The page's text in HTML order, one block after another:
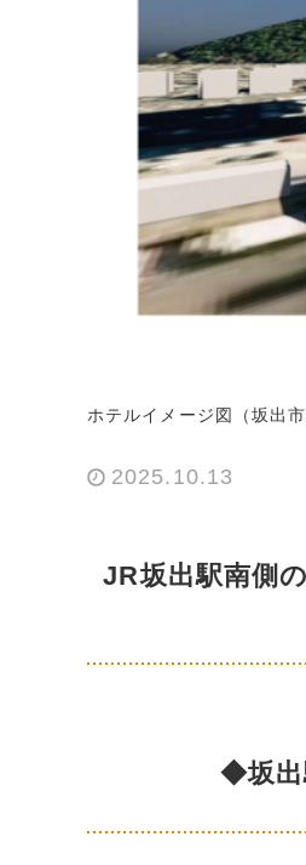
ホテルイメージ図（坂出市
2025.10.13
JR坂出駅南側
◆坂出